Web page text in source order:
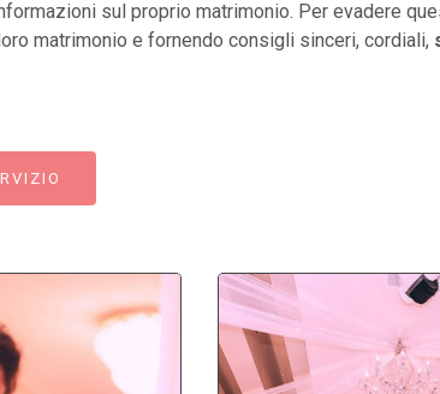
sul proprio matrimonio. Per evadere
matrimonio e fornendo consigli sinceri, cordiali,